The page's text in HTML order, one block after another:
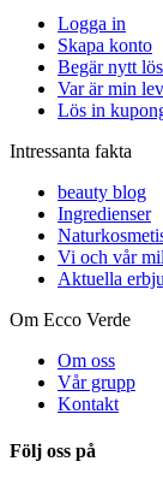
Logga in
Skapa konto
Begär nytt
Var är min
Lös in
Intressanta fakta
beauty blog
Ingredienser
Vi och vår
Aktuella
Om Ecco Verde
Om oss
Vår grupp
Kontakt
Följ oss på